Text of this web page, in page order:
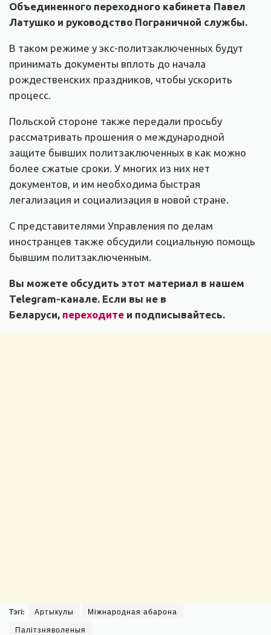
Объединенного переходного кабинета Павел
Латушко и руководство Пограничной службы.
В таком режиме у экс-политзаключенных будут
принимать документы вплоть до начала
рождественских праздников, чтобы ускорить
процесс.
Польской стороне также передали просьбу
рассматривать прошения о международной
защите бывших политзаключенных в как можно
более сжатые сроки. У многих из них нет
документов, и им необходима быстрая
легализация и социализация в новой стране.
С представителями Управления по делам
иностранцев также обсудили социальную помощь
бывшим политзаключенным.
Вы можете обсудить этот материал в нашем
Telegram-канале. Если вы не в
Беларуси, переходите и подписывайтесь.
Тэгі: Артыкулы
Міжнародная абарона
Палітзняволеныя